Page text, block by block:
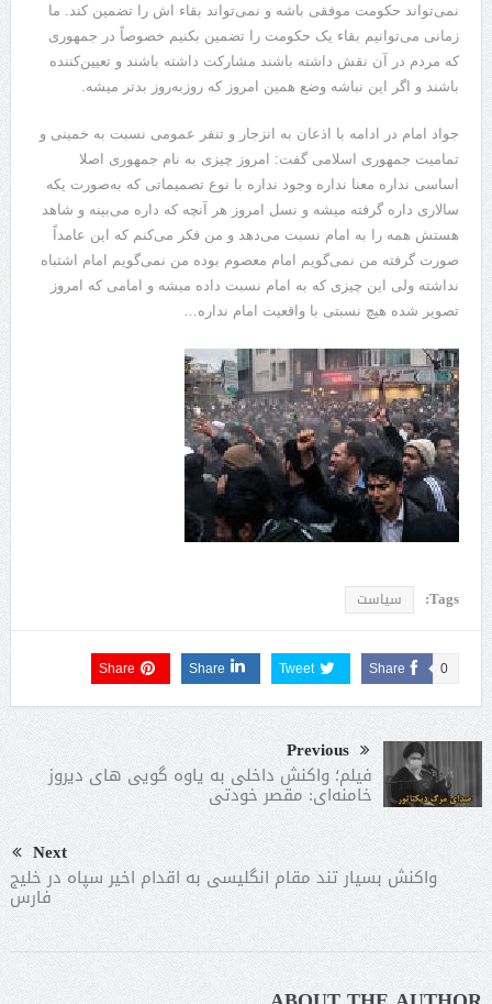
نمی‌تواند حکومت موفقی باشه و نمی‌تواند بقاء اش را تضمین کند. ما
زمانی می‌توانیم بقاء یک حکومت را تضمین بکنیم خصوصاً در جمهوری
که مردم در آن نقش داشته باشند مشارکت داشته باشند و تعیین‌کننده
باشند و اگر این نباشه وضع همین امروز که روزبه‌روز بدتر میشه.
جواد امام در ادامه با اذعان به انزجار و تنفر عمومی نسبت به خمینی و
تمامیت جمهوری اسلامی گفت: امروز چیزی به نام جمهوری اصلا
اساسی نداره معنا نداره وجود نداره با نوع تصمیماتی که به‌صورت یکه
سالاری داره گرفته میشه و نسل امروز هر آنچه که داره می‌بینه و شاهد
هستش همه را به امام نسبت می‌دهد و من فکر می‌کنم که این عامداً
صورت گرفته من نمی‌گویم امام معصوم بوده من نمی‌گویم امام اشتباه
نداشته ولی این چیزی که به امام نسبت داده میشه و امامی که امروز
تصویر شده هیچ نسبتی با واقعیت امام نداره…
Tags: سیاست
Share 0
Tweet
Share
Share
Previous
فیلم؛ واکنش داخلی به یاوه گویی های دیروز
خامنه‌ای: مقصر خودتی
Next
واکنش بسیار تند مقام انگلیسی به اقدام اخیر سپاه در خلیج
فارس